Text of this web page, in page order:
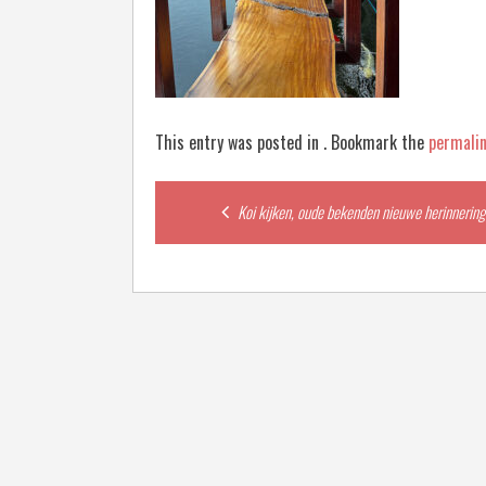
This entry was posted in . Bookmark the
navigation
Koi kijken, oude bekenden nieuwe